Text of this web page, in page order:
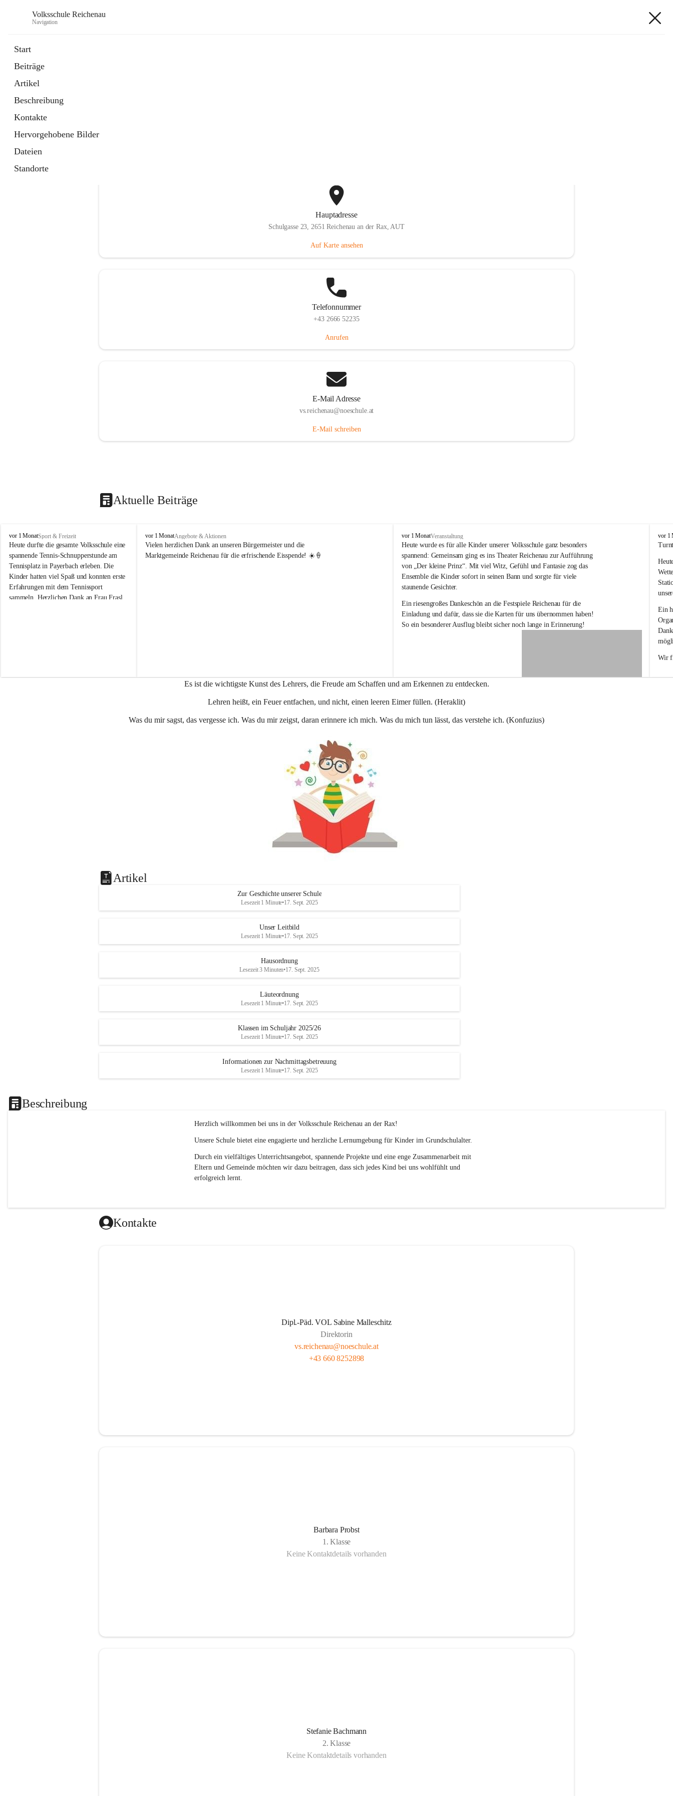
Volksschule Reichenau
Navigation
Start
Beiträge
Artikel
Beschreibung
Kontakte
Hervorgehobene Bilder
Dateien
Standorte
Hauptadresse
Schulgasse 23, 2651 Reichenau an der Rax, AUT
Auf Karte ansehen
Telefonnummer
+43 2666 52235
Anrufen
E-Mail Adresse
vs.reichenau@noeschule.at
E-Mail schreiben
Aktuelle Beiträge
V
o
l
k
s
s
c
h
e
vor 1 MonatSport & Freizeit
Heute durfte die gesamte Volksschule eine
spannende Tennis-Schnupperstunde am
Tennisplatz in Payerbach erleben. Die
Kinder hatten viel Spaß und konnten erste
Erfahrungen mit dem Tennissport
sammeln. Herzlichen Dank an Frau Frasl
V
o
l
e
vor 1 MonatAngebote & Aktionen
Vielen herzlichen Dank an unseren Bürgermeister und die
Marktgemeinde Reichenau für die erfrischende Eisspende! ☀️🍦
V
o
l
k
s
s
c
h
u
l
e
e
n
a
u
vor 1 MonatVeranstaltung
Heute wurde es für alle Kinder unserer Volksschule ganz besonders
spannend: Gemeinsam ging es ins Theater Reichenau zur Aufführung
von „Der kleine Prinz“. Mit viel Witz, Gefühl und Fantasie zog das
Ensemble die Kinder sofort in seinen Bann und sorgte für viele
staunende Gesichter.
Ein riesengroßes Dankeschön an die Festspiele Reichenau für die
Einladung und dafür, dass sie die Karten für uns übernommen haben!
So ein besonderer Ausflug bleibt sicher noch lange in Erinnerung!
V
o
k
s
s
c
u
l
e
R
e
i
c
e
vor 1
Ein
Wir
Es ist die wichtigste Kunst des Lehrers, die Freude am Schaffen und am Erkennen zu entdecken.
Lehren heißt, ein Feuer entfachen, und nicht, einen leeren Eimer füllen. (Heraklit)
Was du mir sagst, das vergesse ich. Was du mir zeigst, daran erinnere ich mich. Was du mich tun lässt, das verstehe ich. (Konfuzius)
Artikel
Zur Geschichte unserer Schule
Lesezeit 1 Minute•17. Sept. 2025
Unser Leitbild
Lesezeit 1 Minute•17. Sept. 2025
Hausordnung
Lesezeit 3 Minuten•17. Sept. 2025
Läuteordnung
Lesezeit 1 Minute•17. Sept. 2025
Klassen im Schuljahr 2025/26
Lesezeit 1 Minute•17. Sept. 2025
Informationen zur Nachmittagsbetreuung
Lesezeit 1 Minute•17. Sept. 2025
Beschreibung
Herzlich willkommen bei uns in der Volksschule Reichenau an der Rax!
Unsere Schule bietet eine engagierte und herzliche Lernumgebung für Kinder im Grundschulalter.
Durch ein vielfältiges Unterrichtsangebot, spannende Projekte und eine enge Zusammenarbeit mit
Eltern und Gemeinde möchten wir dazu beitragen, dass sich jedes Kind bei uns wohlfühlt und
erfolgreich lernt.
Kontakte
Dipl.-Päd. VOL Sabine Malleschitz
Direktorin
vs.reichenau@noeschule.at
+43 660 8252898
Barbara Probst
1. Klasse
Keine Kontaktdetails vorhanden
Stefanie Bachmann
2. Klasse
Keine Kontaktdetails vorhanden